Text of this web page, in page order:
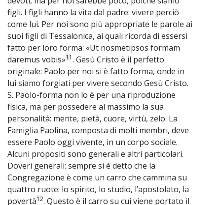
figli. I figli hanno la vita dal padre: vivere perciò
come lui. Per noi sono più appropriate le parole ai
suoi figli di Tessalonica, ai quali ricorda di essersi
fatto per loro forma: «Ut nosmetipsos formam
daremus vobis»11. Gesù Cristo è il perfetto
originale: Paolo per noi si è fatto forma, onde in
lui siamo forgiati per vivere secondo Gesù Cristo.
S. Paolo-forma non lo è per una riproduzione
fisica, ma per possedere al massimo la sua
personalità: mente, pietà, cuore, virtù, zelo. La
Famiglia Paolina, composta di molti membri, deve
essere Paolo oggi vivente, in un corpo sociale.
Alcuni propositi sono generali e altri particolari.
Doveri generali: sempre si è detto che la
Congregazione è come un carro che cammina su
quattro ruote: lo spirito, lo studio, l’apostolato, la
povertà12. Questo è il carro su cui viene portato il